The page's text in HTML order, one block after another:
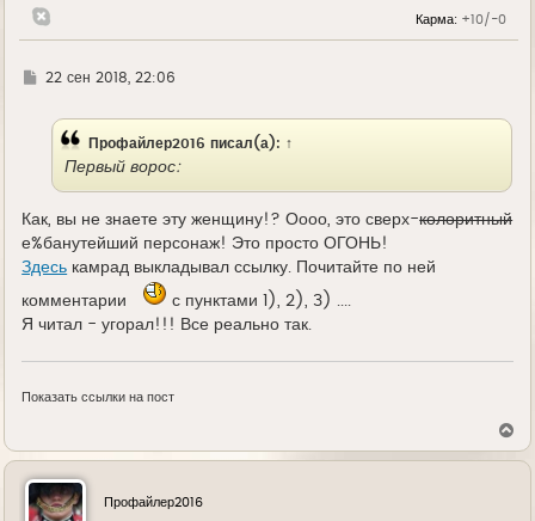
Карма: +10/-0
Г22 сен 2018, 22:06
Профайлер2016 писал(а): ↑
Первый ворос:
Как, вы не знаете эту женщину!? Оооо, это сверх-колоритный
е%банутейший персонаж! Это просто ОГОНЬ!
Здесь камрад выкладывал ссылку. Почитайте по ней
комментарии
с пунктами 1), 2), 3) ....
Я читал - угорал!!! Все реально так.
Показать ссылки на пост
р
Профайлер2016